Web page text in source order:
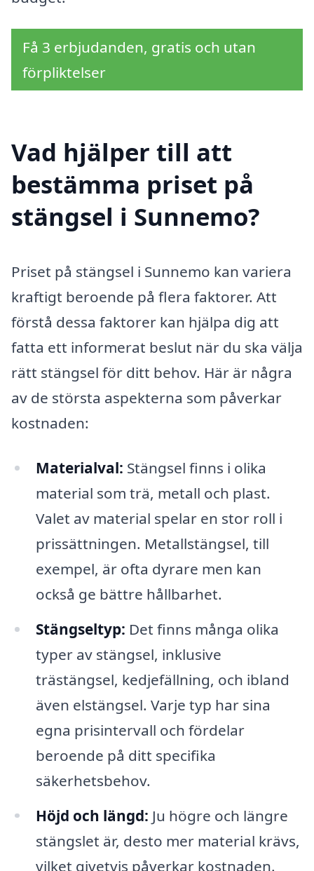
Få 3 erbjudanden, gratis och utan
förpliktelser
Vad hjälper till att
bestämma priset på
stängsel i Sunnemo?
Priset på stängsel i Sunnemo kan variera
kraftigt beroende på flera faktorer. Att
förstå dessa faktorer kan hjälpa dig att
fatta ett informerat beslut när du ska välja
rätt stängsel för ditt behov. Här är några
av de största aspekterna som påverkar
kostnaden:
Materialval: Stängsel finns i olika
material som trä, metall och plast.
Valet av material spelar en stor roll i
prissättningen. Metallstängsel, till
exempel, är ofta dyrare men kan
också ge bättre hållbarhet.
Stängseltyp: Det finns många olika
typer av stängsel, inklusive
trästängsel, kedjefällning, och ibland
även elstängsel. Varje typ har sina
egna prisintervall och fördelar
beroende på ditt specifika
säkerhetsbehov.
Höjd och längd: Ju högre och längre
stängslet är, desto mer material krävs,
vilket givetvis påverkar kostnaden.